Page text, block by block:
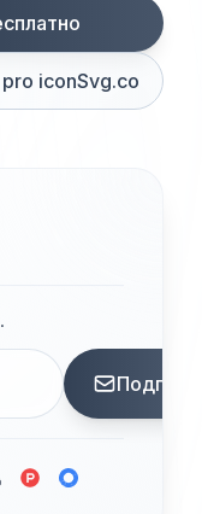
iconSvg.co